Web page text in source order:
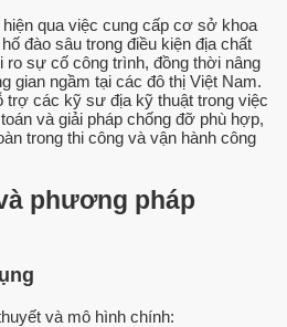
qua việc cung cấp cơ sở khoa
đào sâu trong điều kiện địa chất
ro sự cố công trình, đồng thời nâng
gian ngầm tại các đô thị Việt Nam.
trợ các kỹ sư địa kỹ thuật trong việc
và giải pháp chống đỡ phù hợp,
trong thi công và vận hành công
phương pháp
và mô hình chính: